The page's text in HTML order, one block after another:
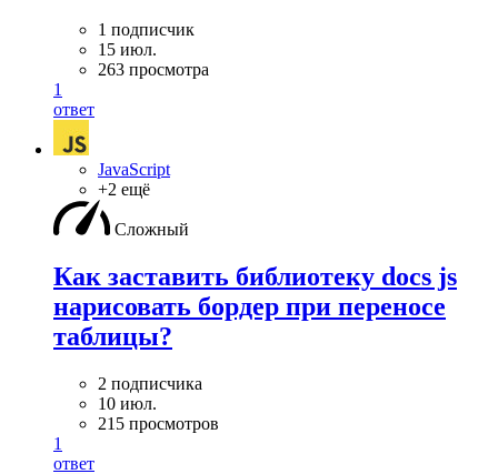
1 подписчик
15 июл.
263 просмотра
1
ответ
JavaScript
+2 ещё
Сложный
Как заставить библиотеку docs js
нарисовать бордер при переносе
таблицы?
2 подписчика
10 июл.
215 просмотров
1
ответ